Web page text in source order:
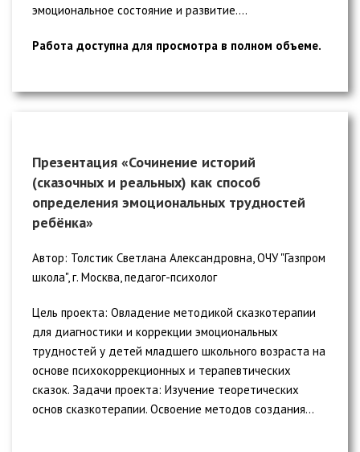
эмоциональное состояние и развитие....
Работа доступна для просмотра в полном объеме.
Презентация «Сочинение историй
(сказочных и реальных) как способ
определения эмоциональных трудностей
ребёнка»
Автор: Толстик Светлана Александровна, ОЧУ "Газпром
школа", г. Москва, педагог-психолог
Цель проекта: Овладение методикой сказкотерапии
для диагностики и коррекции эмоциональных
трудностей у детей младшего школьного возраста на
основе психокоррекционных и терапевтических
сказок. Задачи проекта: Изучение теоретических
основ сказкотерапии. Освоение методов создания...